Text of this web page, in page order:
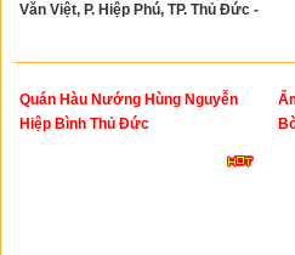
Văn Việt, P. Hiệp Phú, TP. Thủ Đức -
Quán Hàu Nướng Hùng Nguyễn
Hiệp Bình Thủ Đức